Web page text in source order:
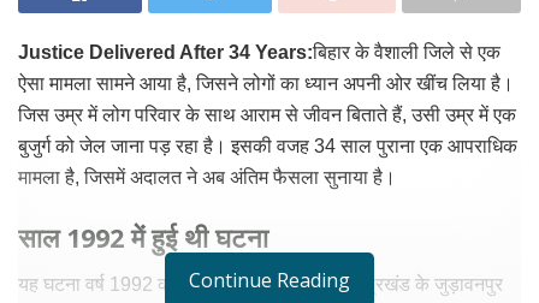
Justice Delivered After 34 Years:बिहार के वैशाली जिले से एक
ऐसा मामला सामने आया है, जिसने लोगों का ध्यान अपनी ओर खींच लिया है।
जिस उम्र में लोग परिवार के साथ आराम से जीवन बिताते हैं, उसी उम्र में एक
बुजुर्ग को जेल जाना पड़ रहा है। इसकी वजह 34 साल पुराना एक आपराधिक
मामला है, जिसमें अदालत ने अब अंतिम फैसला सुनाया है।
साल 1992 में हुई थी घटना
यह घटना वर्ष 1992 की है। वैशाली जिले के राघोपुर प्रखंड के जुड़ावनपुर
Continue Reading